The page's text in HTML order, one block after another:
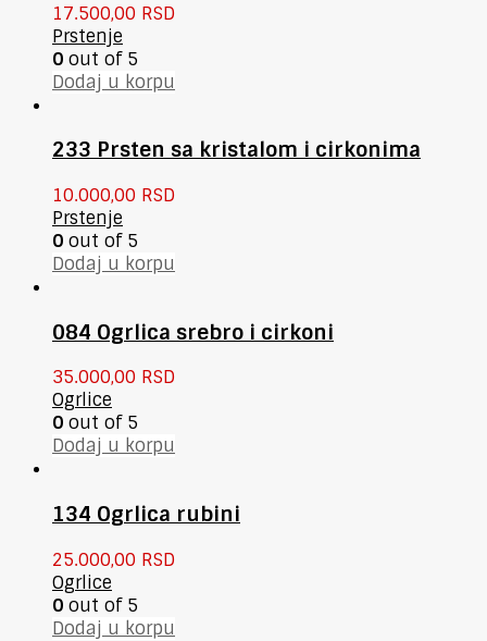
17.500,00 RSD
Prstenje
0 out of 5
Dodaj u korpu
233 Prsten sa kristalom i cirkonima
10.000,00 RSD
Prstenje
0 out of 5
Dodaj u korpu
084 Ogrlica srebro i cirkoni
35.000,00 RSD
Ogrlice
0 out of 5
Dodaj u korpu
134 Ogrlica rubini
25.000,00 RSD
Ogrlice
0 out of 5
Dodaj u korpu